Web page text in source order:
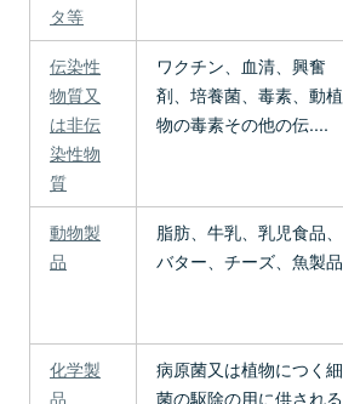
タ等
伝染性
物質又
は非伝
染性物
質
ワクチン、血清、興奮
剤、培養菌、毒素、動植
物の毒素その他の伝....
動物製
品
脂肪、牛乳、乳児食品、
バター、チーズ、魚製品
化学製
品
病原菌又は植物につく細
菌の駆除の用に供される